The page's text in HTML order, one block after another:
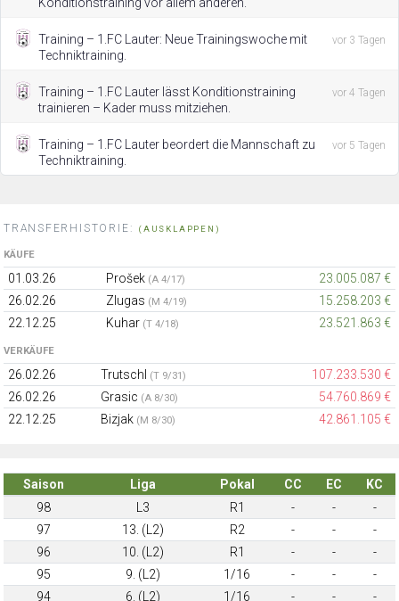
Training – 1.FC Lauter: Neue Trainingswoche mit
Techniktraining.
vor 3 Tagen
Training – 1.FC Lauter lässt Konditionstraining
trainieren – Kader muss mitziehen.
vor 4 Tagen
Training – 1.FC Lauter beordert die Mannschaft zu
Techniktraining.
vor 5 Tagen
TRANSFERHISTORIE: (AUSKLAPPEN)
KÄUFE
01.03.26 Prošek (A 4/17)
23.005.087 €
26.02.26
Zlugas (M 4/19)
15.258.203 €
22.12.25
Kuhar (T 4/18) 23.521.863 €
VERKÄUFE
26.02.26 Trutschl (T 9/31)
107.233.530 €
26.02.26
Grasic (A 8/30)
54.760.869 €
22.12.25
Bizjak (M 8/30) 42.861.105 €
Saison Liga Pokal CC EC
KC
98
L3 R1 - -
-
97
13. (L2) R2 - -
-
96
10. (L2) R1 - -
-
95
9. (L2) 1/16 - -
-
94
6. (L2) 1/16 - - -